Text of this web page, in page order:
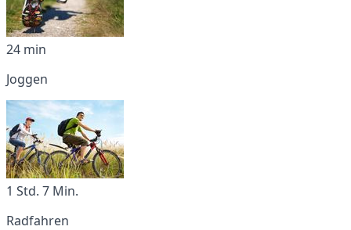
24 min
Joggen
1 Std. 7 Min.
Radfahren